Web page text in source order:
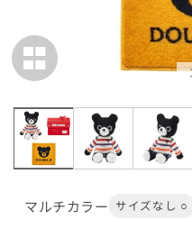
マルチカラー サイズなし ○